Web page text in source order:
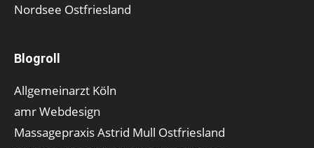
Nordsee Ostfriesland
Blogroll
Allgemeinarzt Köln
amr Webdesign
Massagepraxis Astrid Mull Ostfriesland